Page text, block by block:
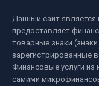
Данный сайт
предоставляет
товарные знаки
зарегистрированные
Финансовые услуги
самими